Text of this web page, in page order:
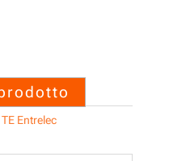
TE Entrelec